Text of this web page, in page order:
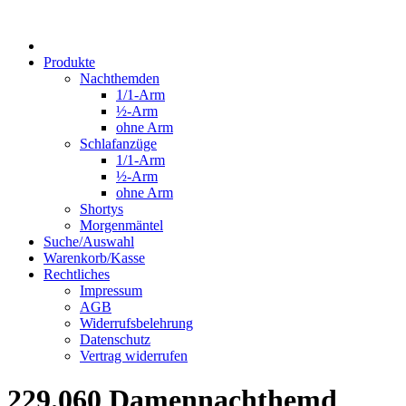
Produkte
Nachthemden
1/1-Arm
½-Arm
ohne Arm
Schlafanzüge
1/1-Arm
½-Arm
ohne Arm
Shortys
Morgenmäntel
Suche/Auswahl
Warenkorb/Kasse
Rechtliches
Impressum
AGB
Widerrufsbelehrung
Datenschutz
Vertrag widerrufen